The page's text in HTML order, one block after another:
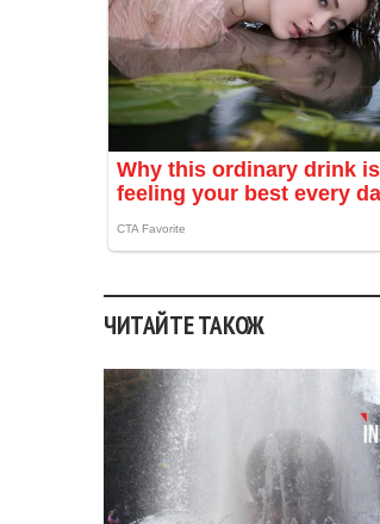
ЧИТАЙТЕ ТАКОЖ